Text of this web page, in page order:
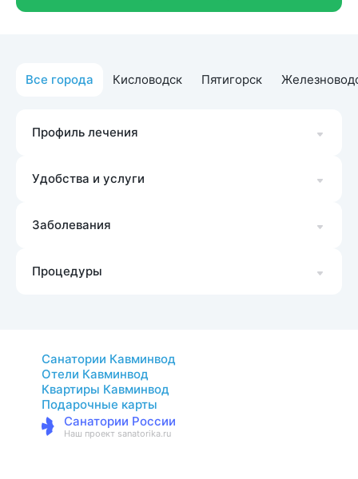
Все города Кисловодск Пятигорск
Профиль лечения
Удобства и услуги
Заболевания
Процедуры
Санатории Кавминвод
Отели Кавминвод
Квартиры Кавминвод
Подарочные карты
Санатории России
Наш проект sanatorika.ru